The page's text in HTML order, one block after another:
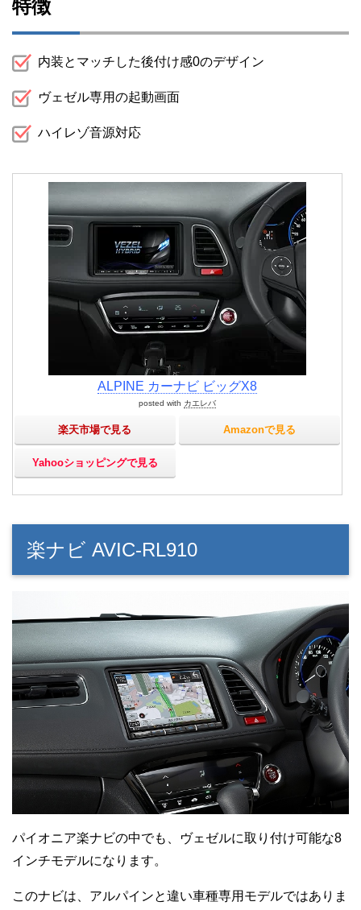
特徴
内装とマッチした後付け感0のデザイン
ヴェゼル専用の起動画面
ハイレゾ音源対応
ALPINE カーナビ ビッグX8
posted with カエレバ
楽天市場で見る Amazonで見る
Yahooショッピングで見る
楽ナビ AVIC-RL910
パイオニア楽ナビの中でも、ヴェゼルに取り付け可能な8
インチモデルになります。
このナビは、アルパインと違い車種専用モデルではありま